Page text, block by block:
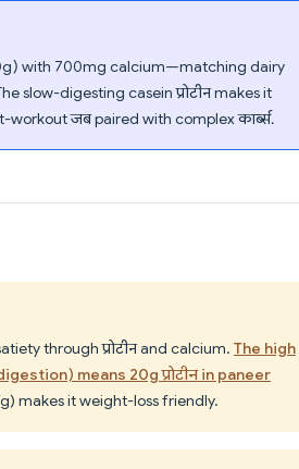
with 700mg calcium—matching dairy
slow-digesting casein प्रोटीन makes it
जब paired with complex कार्ब्स.
through प्रोटीन and calcium. The high
means 20g प्रोटीन in paneer
makes it weight-loss friendly.